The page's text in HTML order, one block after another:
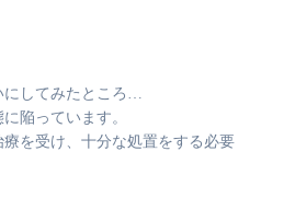
にしてみたところ…
陥っています。
を受け、十分な処置をする必要